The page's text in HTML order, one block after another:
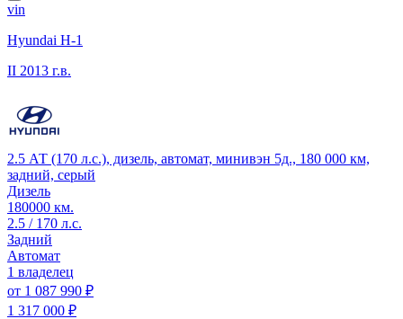
vin
Hyundai H-1
II 2013 г.в.
2.5 АТ (170 л.с.), дизель, автомат, минивэн 5д., 180 000 км,
задний, серый
Дизель
180000 км.
2.5 / 170 л.с.
Задний
Автомат
1 владелец
от 1 087 990 ₽
1 317 000 ₽